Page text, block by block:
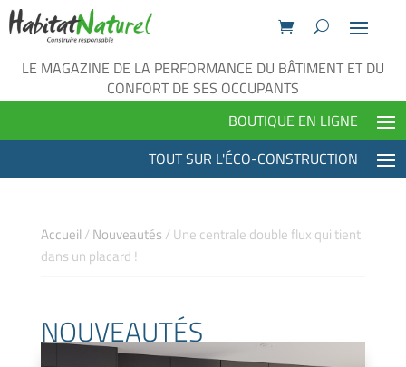
LE MAGAZINE DE LA PERFORMANCE DU BÂTIMENT ET DU
CONFORT DE SES OCCUPANTS
Accueil / Nouveautés / Une centrale double flux qui tient
dans un placard !
NOUVEAUTÉS